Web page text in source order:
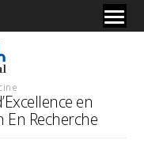
en
En Recherche